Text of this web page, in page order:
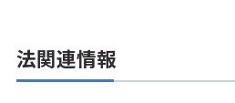
法関連情報